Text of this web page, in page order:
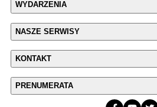
WYDARZENIA
NASZE SERWISY
KONTAKT
PRENUMERATA